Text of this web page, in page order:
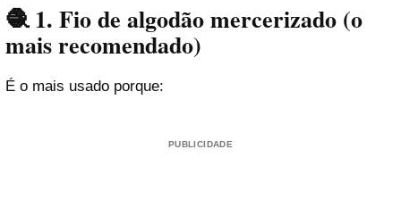
🧶 1. Fio de algodão mercerizado (o
mais recomendado)
É o mais usado porque:
PUBLICIDADE